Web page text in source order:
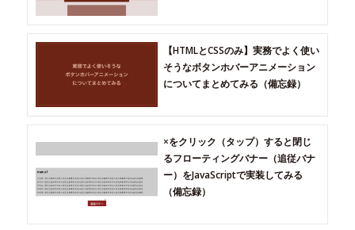
【HTMLとCSSのみ】実務でよく使い
そうなボタンホバーアニメーション
についてまとめてみる（備忘録）
×をクリック（タップ）すると閉じ
るフローティングバナー（追従バナ
ー）をJavaScriptで実装してみる
（備忘録）